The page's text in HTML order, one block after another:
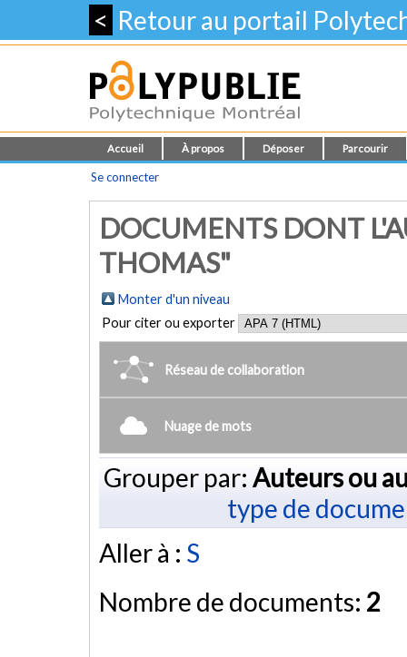
< Retour au portail
Accueil À propos Déposer Parcourir
Se connecter
DOCUMENTS DONT
THOMAS"
Monter d'un niveau
Pour citer ou exporter
Réseau de collaboration
Nuage de mots
Grouper par: Auteurs ou
type de
Aller à : S
Nombre de documents: 2